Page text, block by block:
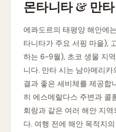
몬타니타 & 만타
에콰도르의 태평양 해안에
타니타가 주요 서핑 마을),
하는 6~9월), 초코 생물 지
니다. 만타 시는 남아메리카
결과 좋은 세비체를 제공합
히 에스메랄다스 주변과 콜
회랑과 같은 여러 해안 지역
다. 여행 전에 해안 목적지